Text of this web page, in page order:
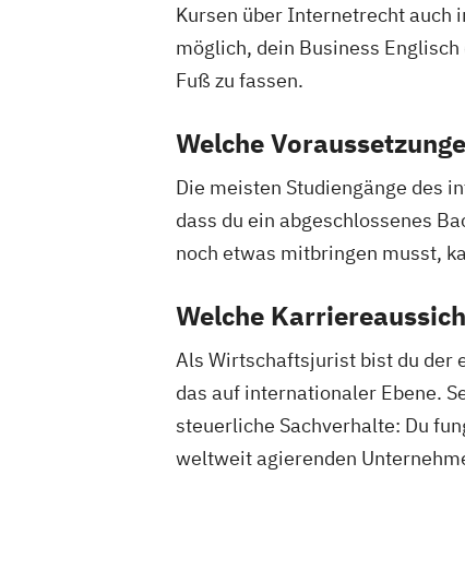
Kursen über Internetrecht auch
möglich, dein Business
Fuß zu fassen.
Welche
Die meisten Studiengänge des
dass du ein abgeschlossenes
noch etwas mitbringen musst,
Welche
Als Wirtschaftsjurist bist du der
das auf internationaler Ebene.
steuerliche Sachverhalte: Du
weltweit agierenden